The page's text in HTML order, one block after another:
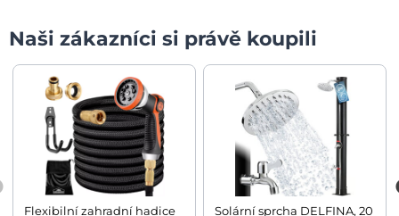
Naši zákazníci si právě koupili
Flexibilní zahradní hadice
Solární sprcha DELFINA, 20